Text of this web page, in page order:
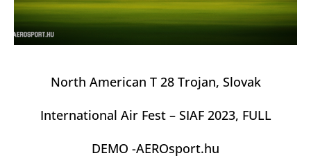
North American T 28 Trojan, Slovak
International Air Fest – SIAF 2023, FULL
DEMO -AEROsport.hu